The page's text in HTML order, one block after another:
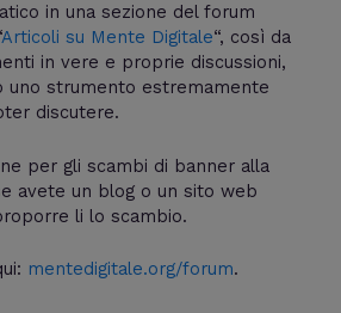
in una sezione del forum
Articoli su Mente Digitale“, così da
in vere e proprie discussioni,
uno strumento estremamente
discutere.
per gli scambi di banner alla
avete un blog o un sito web
li lo scambio.
mentedigitale.org/forum.